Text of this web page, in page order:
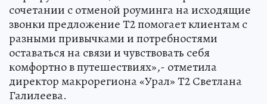
сочетании с отменой роуминга на исходящие
звонки предложение Т2 помогает клиентам с
разными привычками и потребностями
оставаться на связи и чувствовать себя
комфортно в путешествиях»,- отметила
директор макрорегиона «Урал» Т2 Светлана
Галилеева.